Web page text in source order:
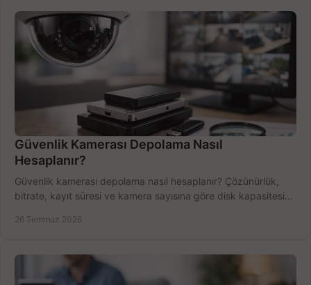
Güvenlik Kamerası Depolama Nasıl
Hesaplanır?
Güvenlik kamerası depolama nasıl hesaplanır? Çözünürlük,
bitrate, kayıt süresi ve kamera sayısına göre disk kapasitesini
26 Temmuz 2026